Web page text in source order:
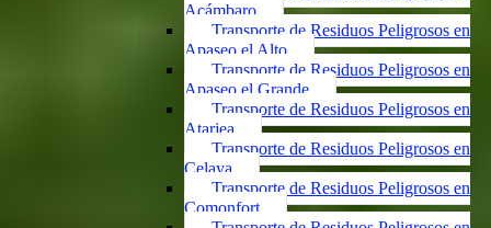
Acámbaro
Transporte de Residuos Peligrosos en
Apaseo el Alto
Transporte de Residuos Peligrosos en
Apaseo el Grande
Transporte de Residuos Peligrosos en
Atarjea
Transporte de Residuos Peligrosos en
Celaya
Transporte de Residuos Peligrosos en
Comonfort